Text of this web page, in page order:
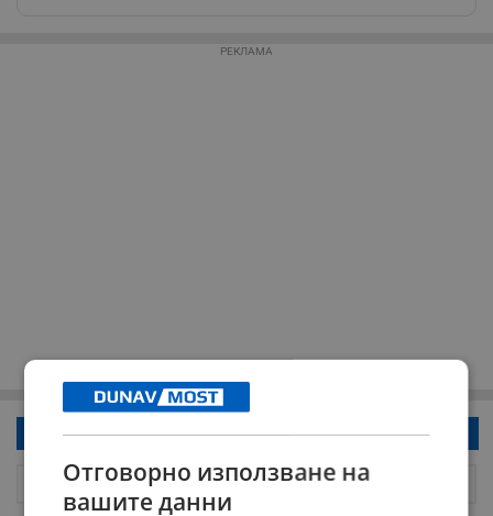
РЕКЛАМА
Напиши коментар!
Отговорно използване на
вашите данни